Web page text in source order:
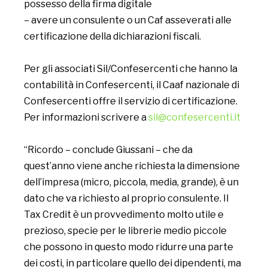
possesso della firma digitale
– avere un consulente o un Caf asseverati alle
certificazione della dichiarazioni fiscali.
Per gli associati Sil/Confesercenti che hanno la
contabilità in Confesercenti, il Caaf nazionale di
Confesercenti offre il servizio di certificazione.
Per informazioni scrivere asil@confesercenti.it
“Ricordo – conclude Giussani – che da
quest’anno viene anche richiesta la dimensione
dell’impresa (micro, piccola, media, grande), è un
dato che va richiesto al proprio consulente. Il
Tax Credit è un provvedimento molto utile e
prezioso, specie per le librerie medio piccole
che possono in questo modo ridurre una parte
dei costi, in particolare quello dei dipendenti, ma